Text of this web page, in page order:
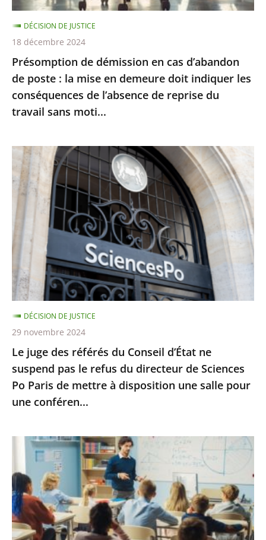
la
mise
en
demeure
doit
indiquer
les
de
l’absence
de
reprise
du
travail
sans
Présomption de démission en cas d’abandon
de poste : la mise en demeure doit indiquer les
conséquences de l’absence de reprise du
travail sans moti...
DÉCISION DE JUSTICE
18 décembre 2024
Le
juge
des
référés
du
Conseil
d’État
ne
suspend
pas
le
refus
du
directeur
de
Sciences
Paris
mettre
à
disposition
une
salle
Le juge des référés du Conseil d’État ne
suspend pas le refus du directeur de Sciences
Po Paris de mettre à disposition une salle pour
une conféren...
DÉCISION DE JUSTICE
29 novembre 2024
poursuite
des
«
groupes
de